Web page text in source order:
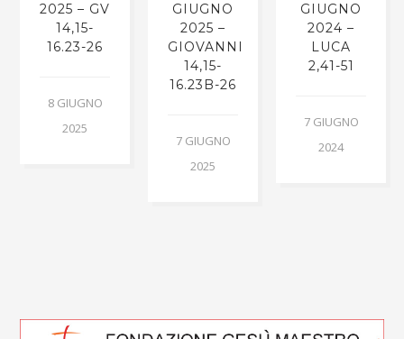
2025 – GV
14,15-
16.23-26
8 GIUGNO
2025
GIUGNO
2025 –
GIOVANNI
14,15-
16.23B-26
7 GIUGNO
2025
GIUGNO
2024 –
LUCA
2,41-51
7 GIUGNO
2024